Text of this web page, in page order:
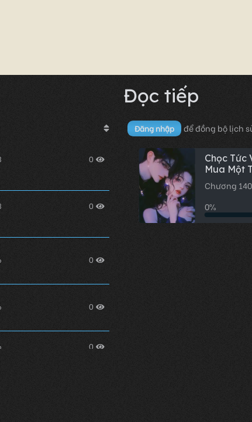
0
0
0
0
0
Đọc tiếp
Đăng nhập để đồng bộ lịch
Chọc Tức
Mua Một
Chương
0%